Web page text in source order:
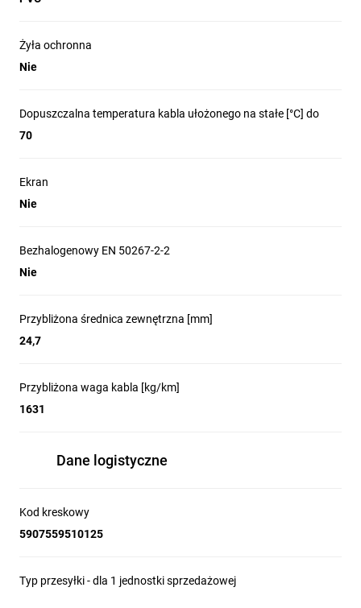
Żyła ochronna
Nie
Dopuszczalna temperatura kabla ułożonego na stałe [°C] do
70
Ekran
Nie
Bezhalogenowy EN 50267-2-2
Nie
Przybliżona średnica zewnętrzna [mm]
24,7
Przybliżona waga kabla [kg/km]
1631
Dane logistyczne
Kod kreskowy
5907559510125
Typ przesyłki - dla 1 jednostki sprzedażowej